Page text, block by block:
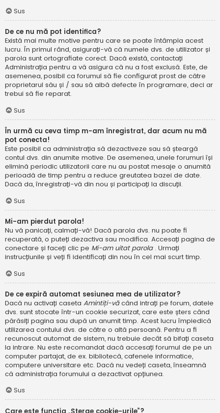
Sus
De ce nu mă pot identifica?
Există mai multe motive pentru care se poate întâmpla acest
lucru. În primul rând, asigurați-vă că numele dvs. de utilizator și
parola sunt ortografiate corect. Dacă există, contactați
Administrația pentru a vă asigura că nu a fost exclusă. Este, de
asemenea, posibil ca forumul să fie configurat prost de către
proprietarul său și / sau să aibă defecte în programare, deci ar
trebui să fie reparat.
Sus
În urmă cu ceva timp m-am înregistrat, dar acum nu mă
pot conecta!
Este posibil ca administrația să dezactiveze sau să șteargă
contul dvs. din anumite motive. De asemenea, unele forumuri își
elimină periodic utilizatorii care nu au postat mesaje o anumită
perioadă de timp pentru a reduce greutatea bazei de date.
Dacă da, înregistrați-vă din nou și participați la discuții.
Sus
Mi-am pierdut parola!
Nu vă panicați, calmați-vă! Dacă parola dvs. nu poate fi
recuperată, o puteți dezactiva sau modifica. Accesați pagina de
conectare și faceți clic pe Mi-am uitat parola . Urmați
instrucțiunile și veți fi identificați din nou în cel mai scurt timp.
Sus
De ce expiră automat sesiunea mea de utilizator?
Dacă nu activați caseta Amintiți-văcând intrați pe forum, datele
dvs. sunt stocate într-un cookie securizat, care este șters când
părăsiți pagina sau după un anumit timp. Acest lucru împiedică
utilizarea contului dvs. de către o altă persoană. Pentru a fi
recunoscut automat de sistem, nu trebuie decât să bifați caseta
la intrare. Nu este recomandat dacă accesați forumul de pe un
computer partajat, de ex. bibliotecă, cafenele informatice,
computere universitare etc. Dacă nu vedeți caseta, înseamnă
că administrația forumului a dezactivat opțiunea.
Sus
Care este funcția „Șterge cookie-urile”?